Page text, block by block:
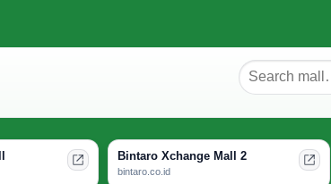
Bintaro Xchange Mall 2
bintaro.co.id